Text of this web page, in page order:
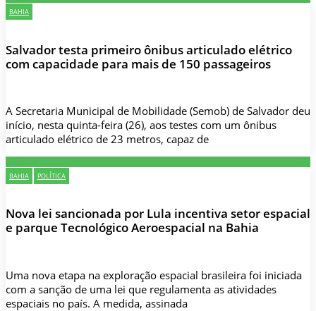
BAHIA
Salvador testa primeiro ônibus articulado elétrico
com capacidade para mais de 150 passageiros
A Secretaria Municipal de Mobilidade (Semob) de Salvador deu
início, nesta quinta-feira (26), aos testes com um ônibus
articulado elétrico de 23 metros, capaz de
BAHIA POLÍTICA
Nova lei sancionada por Lula incentiva setor espacial
e parque Tecnológico Aeroespacial na Bahia
Uma nova etapa na exploração espacial brasileira foi iniciada
com a sanção de uma lei que regulamenta as atividades
espaciais no país. A medida, assinada